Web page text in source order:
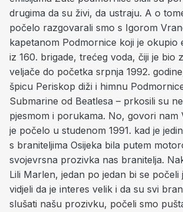
drugima da su živi, da ustraju. A o
počelo razgovarali smo s Igorom
kapetanom Podmornice koji je okupio
iz 160. brigade, trećeg voda, čiji je bio
veljače do početka srpnja 1992.
špicu Periskop diži i himnu
Submarine od Beatlesa – prkosili su
pjesmom i porukama. No, govori nam
je počelo u studenom 1991. kad je
s braniteljima Osijeka bila putem
svojevrsna prozivka nas branitelja.
Lili Marlen, jedan po jedan bi se počeli
vidjeli da je interes velik i da su svi
slušati našu prozivku, počeli smo